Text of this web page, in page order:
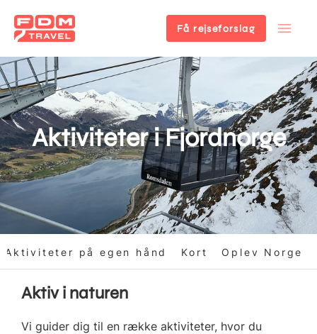
Gå
til
hovedindhold
Få rejseforslag
Aktiviteter i Fjordnorge
Aktiviteter på egen hånd Kort Oplev Norge
Aktiv i naturen
Vi guider dig til en række aktiviteter, hvor du